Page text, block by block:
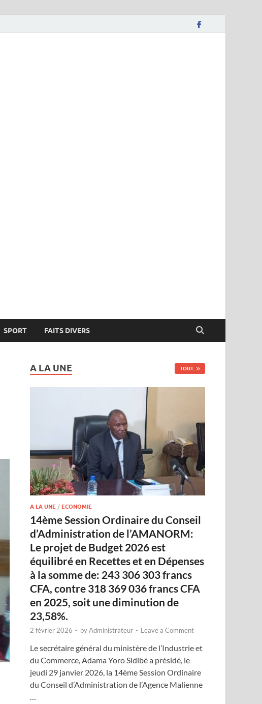
SPORT FAITS DIVERS
A LA UNE TOUT..
A LA UNE /ECONOMIE
14ème Session Ordinaire du Conseil
d’Administration de l’AMANORM:
Le projet de Budget 2026 est
équilibré en Recettes et en Dépenses
à la somme de: 243 306 303 francs
CFA, contre 318 369 036 francs CFA
en 2025, soit une diminution de
23,58%.
2 février 2026 - byAdministrateur - Leave a Comment
Le secrétaire général du ministère de l’Industrie et
du Commerce, Adama Yoro Sidibé a présidé, le
jeudi 29 janvier 2026, la 14ème Session Ordinaire
du Conseil d’Administration de l’Agence Malienne
…